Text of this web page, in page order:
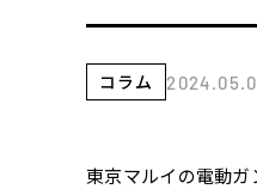
コラム
東京マルイの電動